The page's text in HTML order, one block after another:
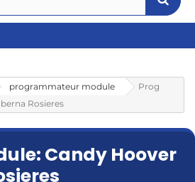
programmateur module
Prog
Rosieres
Candy Hoover